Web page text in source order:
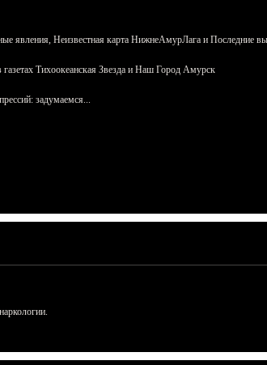
явления, Неизвестная карта НижнеАмурЛага и Последние
Тихоокеанская Звезда и Наш Город Амурск
задумаемся...